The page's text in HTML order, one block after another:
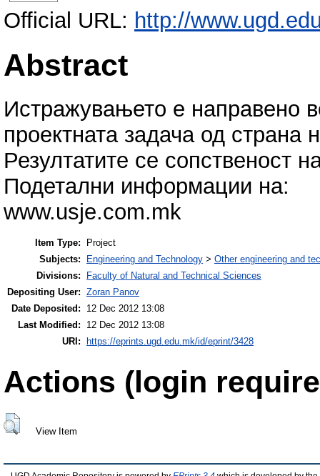
Official URL: http://
Abstract
Истражувањето е направено
проектната задача од страна
Резултатите се сопственост
Подетални информации на:
www.usje.com.mk
Item Type:
Project
Subjects:
Engineering and Technology > Other engineering and
Divisions:
Faculty of Natural and Technical Sciences
Depositing User: Zoran Panov
Date Deposited:
12 Dec 2012 13:08
Last Modified:
12 Dec 2012 13:08
URI:
https://eprints.ugd.edu.mk/id/eprint/3428
Actions (login
View Item